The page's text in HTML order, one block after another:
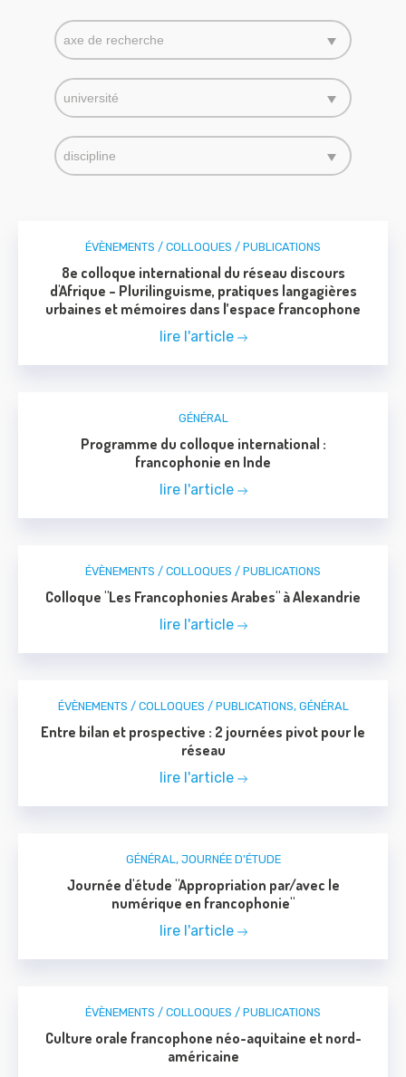
Axe de recherche
Sélectionnez le contenu
Sélectionnez le contenu
Université
Sélectionnez le contenu
Sélectionnez le contenu
Discipline
Sélectionnez le contenu
Sélectionnez le contenu
ÉVÈNEMENTS / COLLOQUES / PUBLICATIONS
8e colloque international du réseau discours
d'Afrique – Plurilinguisme, pratiques langagières
urbaines et mémoires dans l’espace francophone
lire l'article
GÉNÉRAL
Programme du colloque international :
francophonie en Inde
lire l'article
ÉVÈNEMENTS / COLLOQUES / PUBLICATIONS
Colloque "Les Francophonies Arabes" à Alexandrie
lire l'article
ÉVÈNEMENTS / COLLOQUES / PUBLICATIONS, GÉNÉRAL
Entre bilan et prospective : 2 journées pivot pour le
réseau
lire l'article
GÉNÉRAL, JOURNÉE D'ÉTUDE
Journée d'étude "Appropriation par/avec le
numérique en francophonie"
lire l'article
ÉVÈNEMENTS / COLLOQUES / PUBLICATIONS
Culture orale francophone néo-aquitaine et nord-
américaine